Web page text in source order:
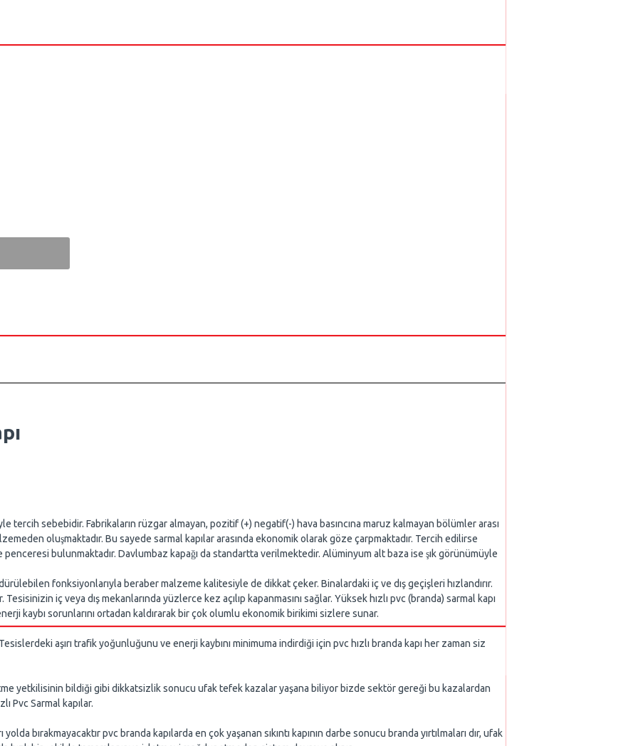
tercih sebebidir. Fabrikaların rüzgar almayan, pozitif (+) negatif(-) hava basıncına maruz kalmayan bölümler arası
oluşmaktadır. Bu sayede sarmal kapılar arasında ekonomik olarak göze çarpmaktadır. Tercih edilirse
bulunmaktadır. Davlumbaz kapağı da standartta verilmektedir. Alüminyum alt baza ise şık görünümüyle
fonksiyonlarıyla beraber malzeme kalitesiyle de dikkat çeker. Binalardaki iç ve dış geçişleri hızlandırır.
iç veya dış mekanlarında yüzlerce kez açılıp kapanmasını sağlar. Yüksek hızlı pvc (branda) sarmal kapı
kaybı sorunlarını ortadan kaldırarak bir çok olumlu ekonomik birikimi sizlere sunar.
aşırı trafik yoğunluğunu ve enerji kaybını minimuma indirdiği için pvc hızlı branda kapı her zaman siz
yetkilisinin bildiği gibi dikkatsizlik sonucu ufak tefek kazalar yaşana biliyor bizde sektör gereği bu kazalardan
Pvc Sarmal kapılar.
bırakmayacaktır pvc branda kapılarda en çok yaşanan sıkıntı kapının darbe sonucu branda yırtılmaları dır, ufak